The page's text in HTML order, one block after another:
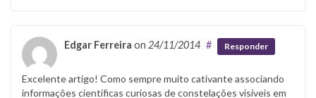
Edgar Ferreira on 24/11/2014 # Responder
Excelente artigo! Como sempre muito cativante associando
informações científicas curiosas de constelações visíveis em